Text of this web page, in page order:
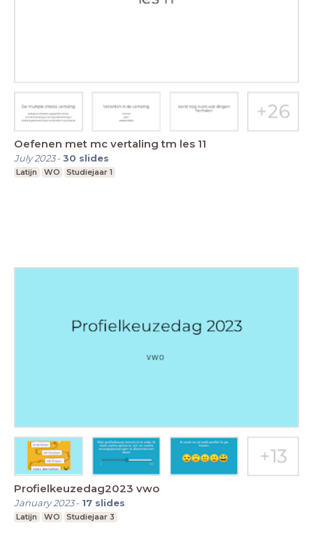
Oefenen met mc vertaling tm les 11
July 2023-30 slides
Latijn WO Studiejaar 1
Profielkeuzedag2023 vwo
January 2023- 17 slides
Latijn WO Studiejaar 3